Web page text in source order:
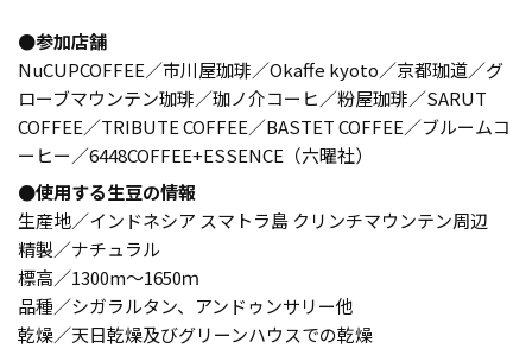
●参加店舗
NuCUPCOFFEE／市川屋珈琲／Okaffe kyoto／京都珈道／グ
ローブマウンテン珈琲／珈ノ介コーヒ／粉屋珈琲／SARUT
COFFEE／TRIBUTE COFFEE／BASTET COFFEE／ブルームコ
ーヒー／6448COFFEE+ESSENCE（六曜社）
●使用する生豆の情報
生産地／インドネシア スマトラ島 クリンチマウンテン周辺
精製／ナチュラル
標高／1300m～1650ｍ
品種／シガラルタン、アンドゥンサリー他
乾燥／天日乾燥及びグリーンハウスでの乾燥